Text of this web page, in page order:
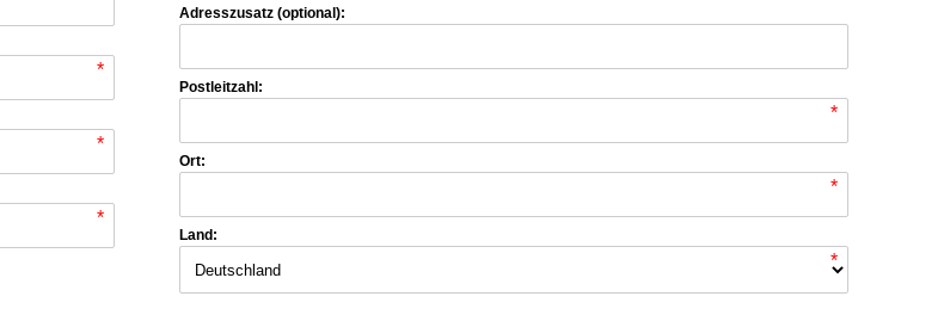
*
*
*
Adresszusatz (optional):
Postleitzahl:
*
Ort:
*
Land:
*